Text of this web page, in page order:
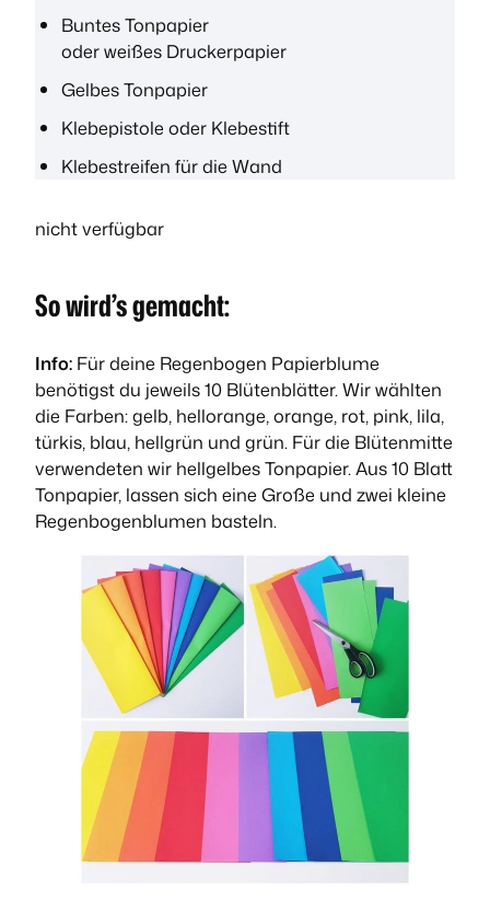
Buntes Tonpapier
oder weißes Druckerpapier
Gelbes Tonpapier
Klebepistole oder Klebestift
Klebestreifen für die Wand
nicht verfügbar
So wird’s gemacht:
Info: Für deine Regenbogen Papierblume
benötigst du jeweils 10 Blütenblätter. Wir wählten
die Farben: gelb, hellorange, orange, rot, pink, lila,
türkis, blau, hellgrün und grün. Für die Blütenmitte
verwendeten wir hellgelbes Tonpapier. Aus 10 Blatt
Tonpapier, lassen sich eine Große und zwei kleine
Regenbogenblumen basteln.